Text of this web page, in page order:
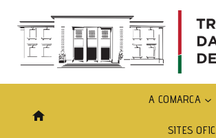
A COMARCA
SITES